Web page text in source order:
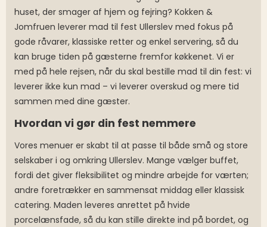
huset, der smager af hjem og fejring? Kokken &
Jomfruen leverer mad til fest Ullerslev med fokus på
gode råvarer, klassiske retter og enkel servering, så du
kan bruge tiden på gæsterne fremfor køkkenet. Vi er
med på hele rejsen, når du skal bestille mad til din fest: vi
leverer ikke kun mad – vi leverer overskud og mere tid
sammen med dine gæster.
Hvordan vi gør din fest nemmere
Vores menuer er skabt til at passe til både små og store
selskaber i og omkring Ullerslev. Mange vælger buffet,
fordi det giver fleksibilitet og mindre arbejde for værten;
andre foretrækker en sammensat middag eller klassisk
catering. Maden leveres anrettet på hvide
porcelænsfade, så du kan stille direkte ind på bordet, og